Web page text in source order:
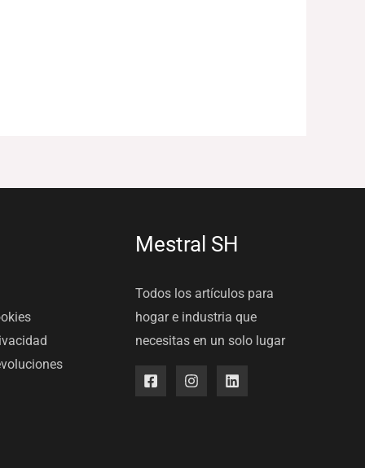
Mestral SH
Todos los artículos para
hogar e industria que
necesitas en un solo lugar